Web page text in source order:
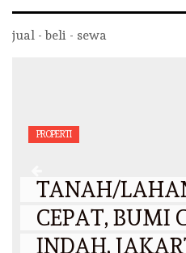
jual - beli - sewa
PROPERTI
TANAH/
CEPAT, BUMI
INDAH,